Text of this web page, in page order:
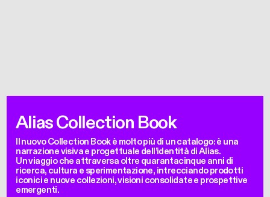
Alias Collection Book
Il nuovo Collection Book è molto più di un catalogo: è una
narrazione visiva e progettuale dell’identità di Alias.
Un viaggio che attraversa oltre quarantacinque anni di
ricerca, cultura e sperimentazione, intrecciando prodotti
iconici e nuove collezioni, visioni consolidate e prospettive
emergenti.